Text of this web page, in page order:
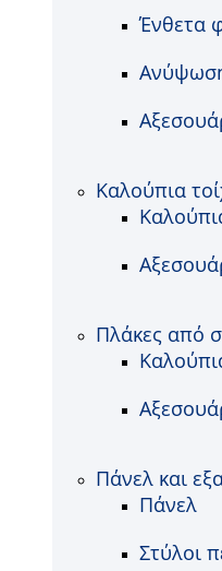
Ένθετα
Καλούπια
Πλάκες από
Πάνελ και
Πάνελ
Στύλοι